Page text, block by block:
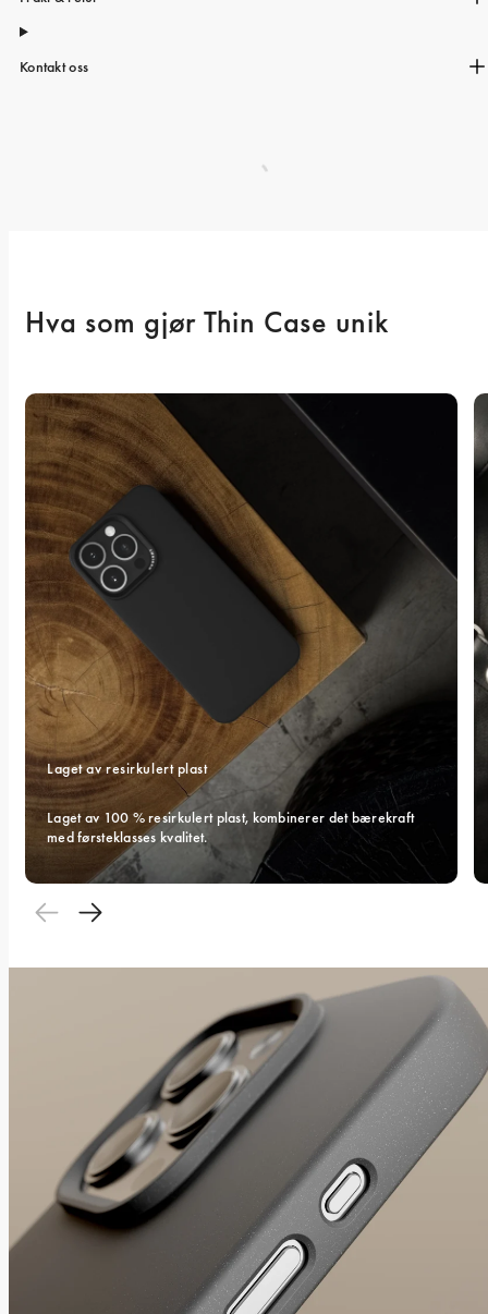
Kontakt oss
Hva som gjør Thin Case unik
Laget av resirkulert plast
Laget av 100 % resirkulert plast, kombinerer det bærekraft
med førsteklasses kvalitet.